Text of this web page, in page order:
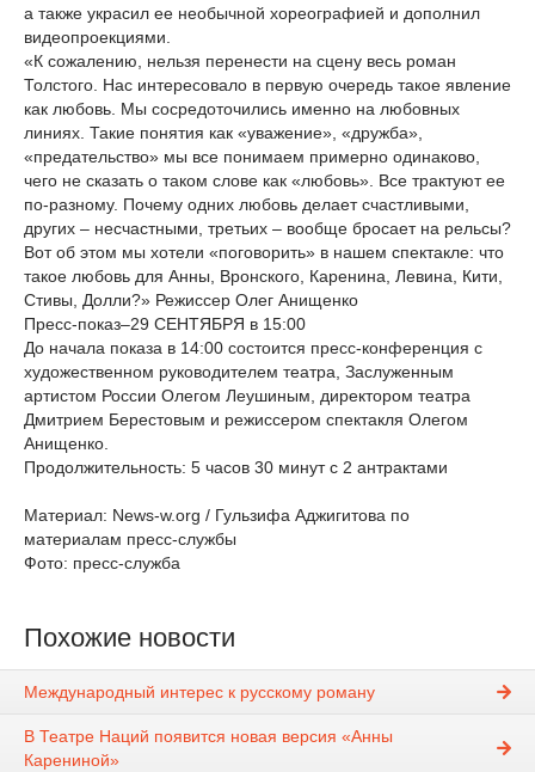
а также украсил ее необычной хореографией и дополнил
видеопроекциями.
«К сожалению, нельзя перенести на сцену весь роман
Толстого. Нас интересовало в первую очередь такое явление
как любовь. Мы сосредоточились именно на любовных
линиях. Такие понятия как «уважение», «дружба»,
«предательство» мы все понимаем примерно одинаково,
чего не сказать о таком слове как «любовь». Все трактуют ее
по-разному. Почему одних любовь делает счастливыми,
других – несчастными, третьих – вообще бросает на рельсы?
Вот об этом мы хотели «поговорить» в нашем спектакле: что
такое любовь для Анны, Вронского, Каренина, Левина, Кити,
Стивы, Долли?» Режиссер Олег Анищенко
Пресс-показ–29 СЕНТЯБРЯ в 15:00
До начала показа в 14:00 состоится пресс-конференция с
художественном руководителем театра, Заслуженным
артистом России Олегом Леушиным, директором театра
Дмитрием Берестовым и режиссером спектакля Олегом
Анищенко.
Продолжительность: 5 часов 30 минут с 2 антрактами
Материал: News-w.org / Гульзифа Аджигитова по
материалам пресс-службы
Фото: пресс-служба
Похожие новости
Международный интерес к русскому роману
В Театре Наций появится новая версия «Анны
Карениной»